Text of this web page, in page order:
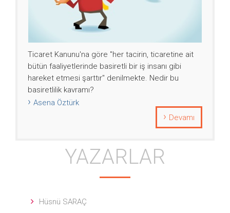
Ticaret Kanunu'na göre "her tacirin, ticaretine ait
bütün faaliyetlerinde basiretli bir iş insanı gibi
hareket etmesi şarttır" denilmekte. Nedir bu
basiretlilik kavramı?
Asena Öztürk
Devamı
YAZARLAR
Hüsnü SARAÇ